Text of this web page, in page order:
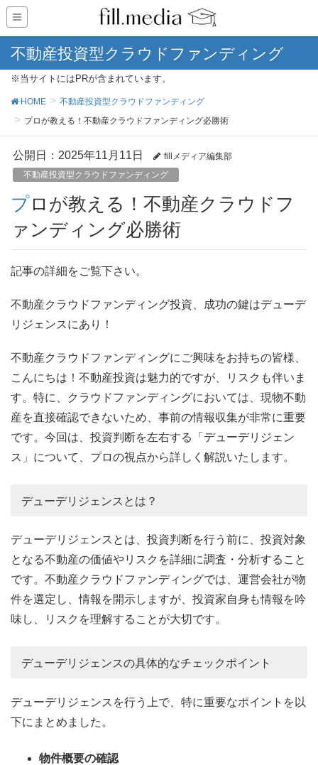
不動産投資型クラウドファンディング
※当サイトにはPRが含まれています。
HOME
不動産投資型クラウドファンディング
プロが教える！不動産クラウドファンディング必勝術
公開日： 2025年11月11日
fillメディア編集部
不動産投資型クラウドファンディング
プロが教える！不動産クラウドフ
ァンディング必勝術
記事の詳細をご覧下さい。
不動産クラウドファンディング投資、成功の鍵はデューデ
リジェンスにあり！
不動産クラウドファンディングにご興味をお持ちの皆様、
こんにちは！不動産投資は魅力的ですが、リスクも伴いま
す。特に、クラウドファンディングにおいては、現物不動
産を直接確認できないため、事前の情報収集が非常に重要
です。今回は、投資判断を左右する「デューデリジェン
ス」について、プロの視点から詳しく解説いたします。
デューデリジェンスとは？
デューデリジェンスとは、投資判断を行う前に、投資対象
となる不動産の価値やリスクを詳細に調査・分析すること
です。不動産クラウドファンディングでは、運営会社が物
件を選定し、情報を開示しますが、投資家自身も情報を吟
味し、リスクを理解することが大切です。
デューデリジェンスの具体的なチェックポイント
デューデリジェンスを行う上で、特に重要なポイントを以
下にまとめました。
物件概要の確認